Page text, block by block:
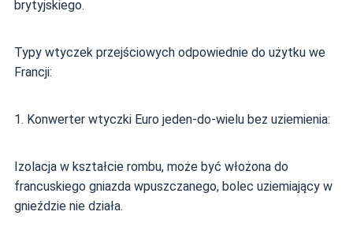
brytyjskiego.
Typy wtyczek przejściowych odpowiednie do użytku we
Francji:
1. Konwerter wtyczki Euro jeden-do-wielu bez uziemienia:
Izolacja w kształcie rombu, może być włożona do
francuskiego gniazda wpuszczanego, bolec uziemiający w
gnieździe nie działa.